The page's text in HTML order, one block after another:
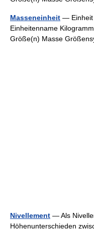
Masseneinheit — Einheit
Einheitenname
Größe(n) Masse
Nivellement — Als
Höhenunterschieden